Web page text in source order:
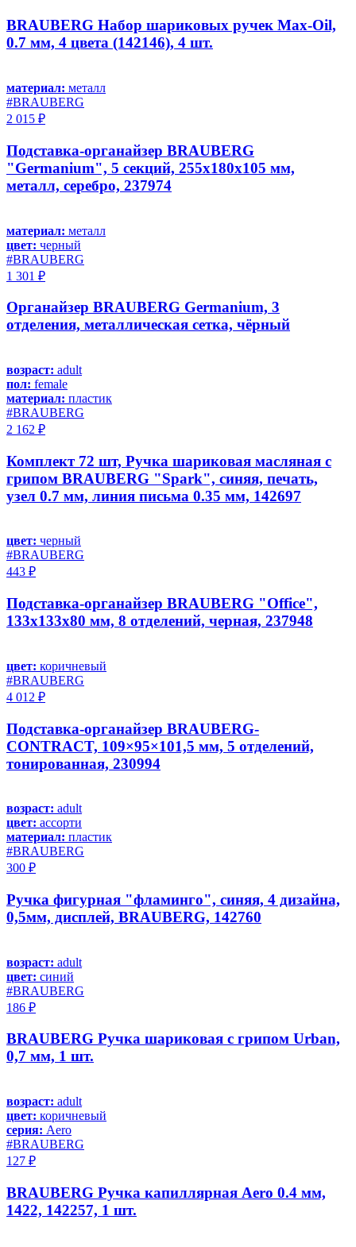
BRAUBERG Набор шариковых ручек Max-Oil,
0.7 мм, 4 цвета (142146), 4 шт.
материал: металл
#BRAUBERG
2 015 ₽
Подставка-органайзер BRAUBERG
"Germanium", 5 секций, 255х180х105 мм,
металл, серебро, 237974
материал: металл
цвет: черный
#BRAUBERG
1 301 ₽
Органайзер BRAUBERG Germanium, 3
отделения, металлическая сетка, чёрный
возраст: adult
пол: female
материал: пластик
#BRAUBERG
2 162 ₽
Комплект 72 шт, Ручка шариковая масляная с
грипом BRAUBERG "Spark", синяя, печать,
узел 0.7 мм, линия письма 0.35 мм, 142697
цвет: черный
#BRAUBERG
443 ₽
Подставка-органайзер BRAUBERG "Office",
133х133х80 мм, 8 отделений, черная, 237948
цвет: коричневый
#BRAUBERG
4 012 ₽
Подставка-органайзер BRAUBERG-
CONTRACT, 109×95×101,5 мм, 5 отделений,
тонированная, 230994
возраст: adult
цвет: ассорти
материал: пластик
#BRAUBERG
300 ₽
Ручка фигурная "фламинго", синяя, 4 дизайна,
0,5мм, дисплей, BRAUBERG, 142760
возраст: adult
цвет: синий
#BRAUBERG
186 ₽
BRAUBERG Ручка шариковая с грипом Urban,
0,7 мм, 1 шт.
возраст: adult
цвет: коричневый
серия: Aero
#BRAUBERG
127 ₽
BRAUBERG Ручка капиллярная Aero 0.4 мм,
1422, 142257, 1 шт.